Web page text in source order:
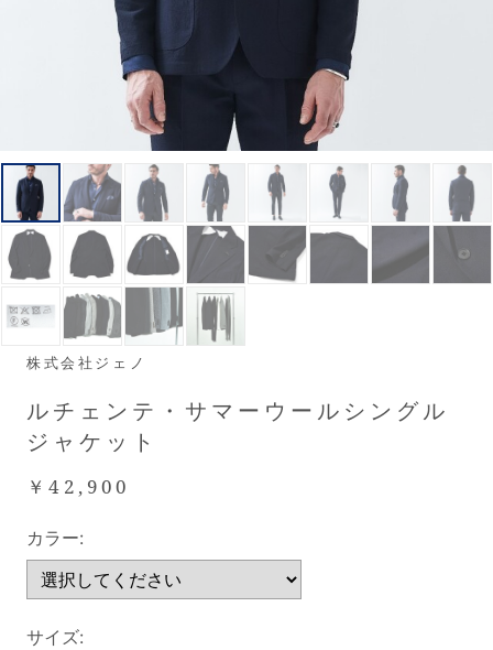
株式会社ジェノ
ルチェンテ・サマーウールシングル
ジャケット
￥42,900
カラー:
サイズ: